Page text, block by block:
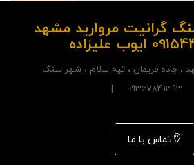
گرانیت مروارید مشهد
علیزاده
، جاده فريمان ، تپه سلام ، شهر سنگ
تماس با ما